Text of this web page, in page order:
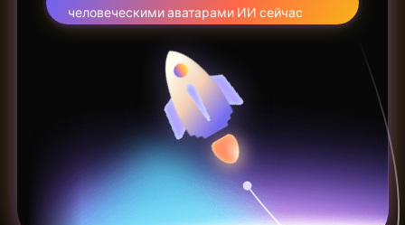
человеческими аватарами ИИ сейчас